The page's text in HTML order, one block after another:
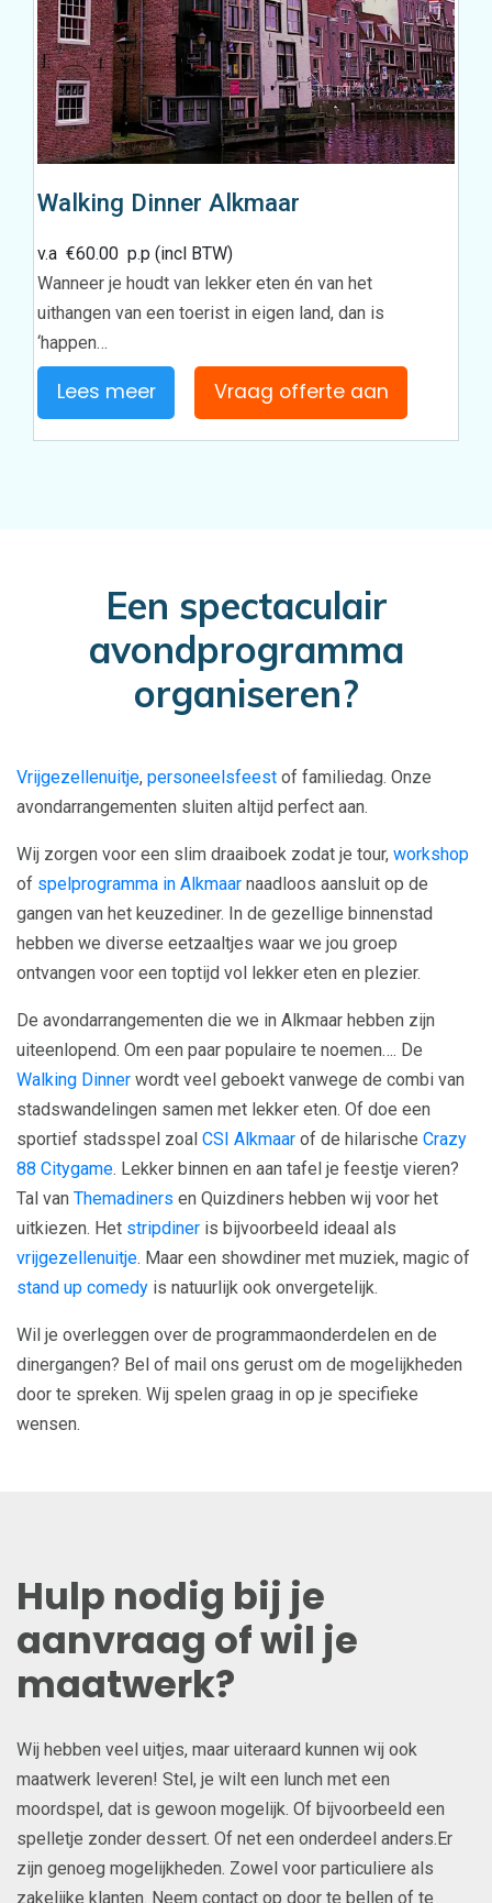
Walking Dinner Alkmaar
v.a€60.00 p.p (incl BTW)
Wanneer je houdt van lekker eten én van het
uithangen van een toerist in eigen land, dan is
‘happen…
Lees meer Vraag offerte aan
Een spectaculair
avondprogramma
organiseren?
Vrijgezellenuitje, personeelsfeest of familiedag. Onze
avondarrangementen sluiten altijd perfect aan.
Wij zorgen voor een slim draaiboek zodat je tour, workshop
of spelprogramma in Alkmaar naadloos aansluit op de
gangen van het keuzediner. In de gezellige binnenstad
hebben we diverse eetzaaltjes waar we jou groep
ontvangen voor een toptijd vol lekker eten en plezier.
De avondarrangementen die we in Alkmaar hebben zijn
uiteenlopend. Om een paar populaire te noemen…. De
Walking Dinner wordt veel geboekt vanwege de combi van
stadswandelingen samen met lekker eten. Of doe een
sportief stadsspel zoal CSI Alkmaar of de hilarische Crazy
88 Citygame. Lekker binnen en aan tafel je feestje vieren?
Tal van Themadiners en Quizdiners hebben wij voor het
uitkiezen. Het stripdiner is bijvoorbeeld ideaal als
vrijgezellenuitje. Maar een showdiner met muziek, magic of
stand up comedy is natuurlijk ook onvergetelijk.
Wil je overleggen over de programmaonderdelen en de
dinergangen? Bel of mail ons gerust om de mogelijkheden
door te spreken. Wij spelen graag in op je specifieke
wensen.
Hulp nodig bij je
aanvraag of wil je
maatwerk?
Wij hebben veel uitjes, maar uiteraard kunnen wij ook
maatwerk leveren! Stel, je wilt een lunch met een
moordspel, dat is gewoon mogelijk. Of bijvoorbeeld een
spelletje zonder dessert. Of net een onderdeel anders.Er
zijn genoeg mogelijkheden. Zowel voor particuliere als
zakelijke klanten. Neem contact op door te bellen of te